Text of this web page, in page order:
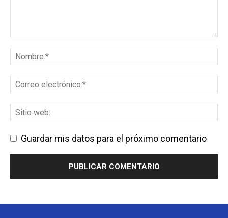
Guardar mis datos para el próximo comentario